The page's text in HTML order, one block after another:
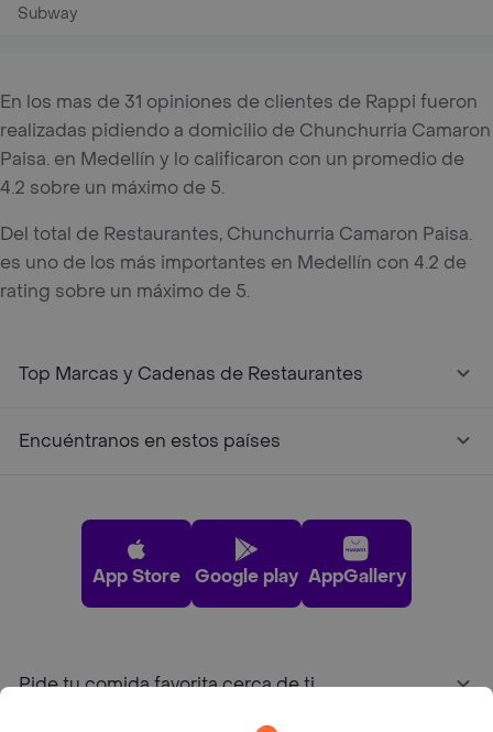
Subway
En los mas de 31 opiniones de clientes de Rappi fueron
realizadas pidiendo a domicilio de Chunchurria Camaron
Paisa. en Medellín y lo calificaron con un promedio de
4.2 sobre un máximo de 5.
Del total de Restaurantes, Chunchurria Camaron Paisa.
es uno de los más importantes en Medellín con 4.2 de
rating sobre un máximo de 5.
Top Marcas y Cadenas de Restaurantes
Encuéntranos en estos países
App Store Google play AppGallery
Pide tu comida favorita cerca de ti